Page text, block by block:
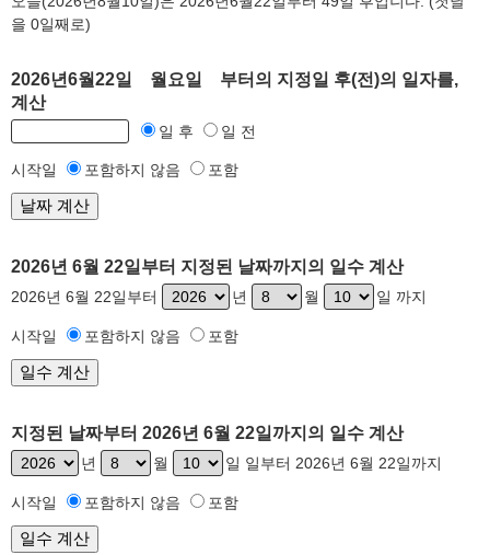
을 0일째로)
2026년6월22일 월요일 부터의 지정일 후(전)의 일자를,
계산
일 후 일 전
시작일 포함하지 않음 포함
2026년 6월 22일부터 지정된 날짜까지의 일수 계산
2026년 6월 22일부터 년 월 일 까지
시작일 포함하지 않음 포함
지정된 날짜부터 2026년 6월 22일까지의 일수 계산
년 월 일 일부터 2026년 6월 22일까지
시작일 포함하지 않음 포함